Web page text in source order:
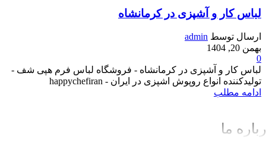
لباس کار و آشپزی در کرمانشاه
ارسال توسط admin
بهمن 20, 1404
0
لباس کار و آشپزی در کرمانشاه - فروشگاه لباس فرم هپی شف -
تولیدکننده انواع روپوش اشپزی در ایران - happychefiran
ادامه مطلب
ما